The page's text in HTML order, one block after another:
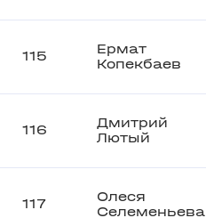
115
Ермат
Копекбаев
116
Дмитрий
Лютый
117
Олеся
Селеменьева